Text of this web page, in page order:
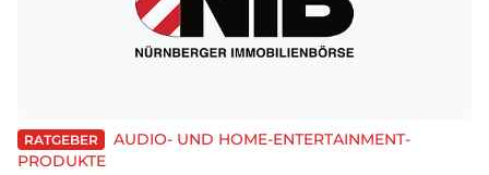
RATGEBER
AUDIO- UND HOME-ENTERTAINMENT-
PRODUKTE